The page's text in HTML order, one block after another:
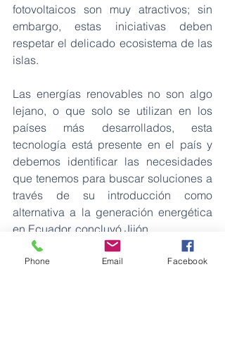
fotovoltaicos son muy atractivos; sin
embargo, estas iniciativas deben
respetar el delicado ecosistema de las
islas.
Las energías renovables no son algo
lejano, o que solo se utilizan en los
países más desarrollados, esta
tecnología está presente en el país y
debemos identificar las necesidades
que tenemos para buscar soluciones a
través de su introducción como
alternativa a la generación energética
en Ecuador, concluyó Jijón.
Para observar la entrevista completa
Phone Email Facebook